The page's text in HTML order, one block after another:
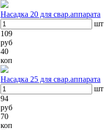
Насадка 20 для свар.аппарата
шт
109
руб
40
коп
Насадка 25 для свар.аппарата
шт
94
руб
70
коп